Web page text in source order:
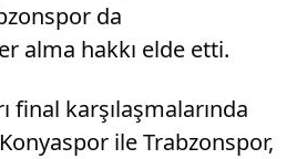
da
alma hakkı elde etti.
final karşılaşmalarında
ile Trabzonspor,